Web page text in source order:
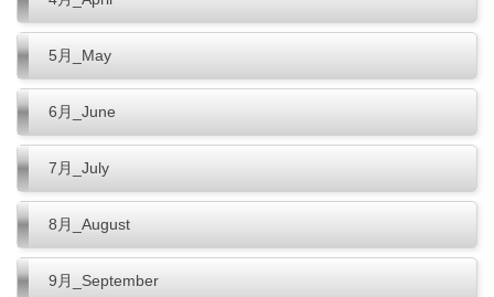
5月_May
6月_June
7月_July
8月_August
9月_September